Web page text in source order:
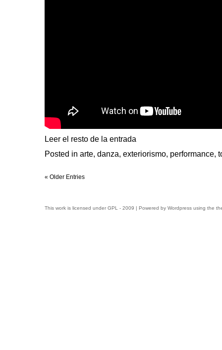
Leer el resto de la entrada
Posted in arte, danza, exteriorismo, performance,
« Older Entries
This work is licensed under GPL - 2009 | Powered by Wordpress using the